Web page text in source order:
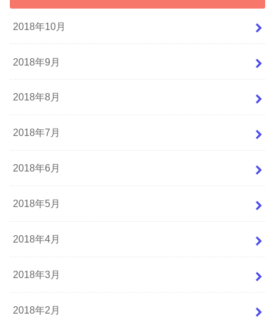
2018年10月
2018年9月
2018年8月
2018年7月
2018年6月
2018年5月
2018年4月
2018年3月
2018年2月